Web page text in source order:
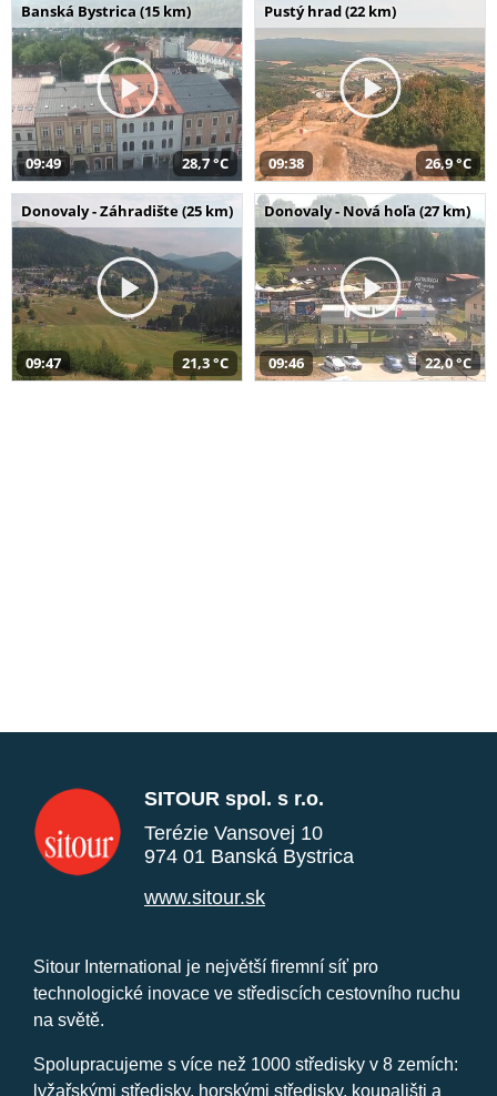
Banská Bystrica (15 km)
09:49 28,7 °C
Pustý hrad (22 km)
09:38 26,9 °C
Donovaly - Záhradište (25 km)
09:47 21,3 °C
Donovaly - Nová hoľa (27 km)
09:46 22,0 °C
SITOUR spol. s r.o.
Terézie Vansovej 10
974 01 Banská Bystrica
www.sitour.sk
Sitour International je největší firemní síť pro
technologické inovace ve střediscích cestovního ruchu
na světě.
Spolupracujeme s více než 1000 středisky v 8 zemích:
lyžařskými středisky, horskými středisky, koupališti a